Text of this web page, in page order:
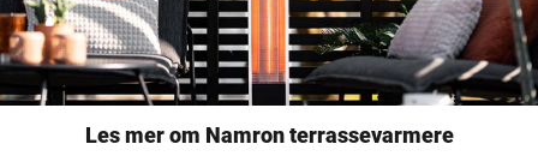
Les mer om Namron terrassevarmere